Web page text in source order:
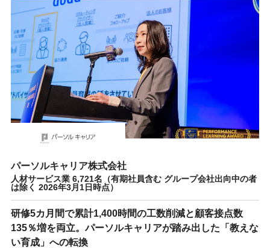
パーソルキャリア株式会社
人材サービス業 6,721名（有期社員含む グループ会社出向中の者
は除く 2026年3月1日時点）
研修5カ月間で累計1,400時間の工数削減と顧客接点数
135％増を両立。パーソルキャリアが踏み出した「教えな
い育成」への転換